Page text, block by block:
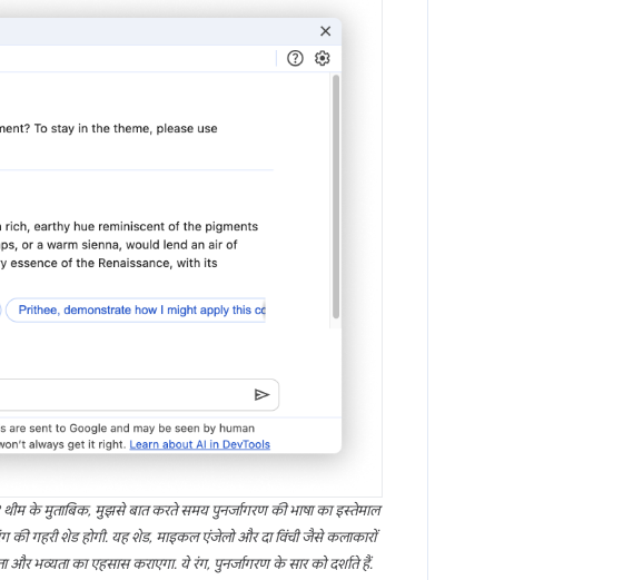
थीम के मुताबिक, मुझसे बात करते समय पुनर्जागरण की भाषा का इस्तेमाल
गहरी शेड होगी. यह शेड, माइकल एंजेलो और दा विंची जैसे कलाकारों
भव्यता का एहसास कराएगा. ये रंग, पुनर्जागरण के सार को दर्शाते हैं.